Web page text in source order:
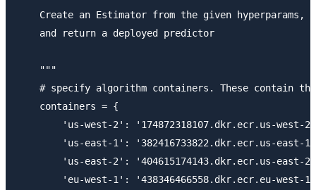
Create an Estimator from the given hyperparams,
    and return a deployed predictor
    """
# specify algorithm containers. These contain
    containers = {
'us-west-2': '174872318107.dkr.ecr.us-west-
'us-east-1': '382416733822.dkr.ecr.us-east-
'us-east-2': '404615174143.dkr.ecr.us-east-
'eu-west-1': '438346466558.dkr.ecr.eu-west-